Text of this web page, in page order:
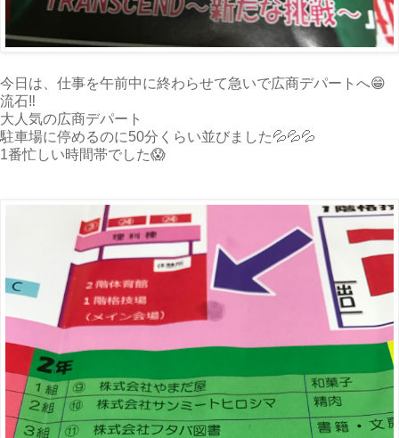
今日は、仕事を午前中に終わらせて急いで広商デパートへ😁
流石‼️
大人気の広商デパート
駐車場に停めるのに50分くらい並びました💦💦💦
1番忙しい時間帯でした😱